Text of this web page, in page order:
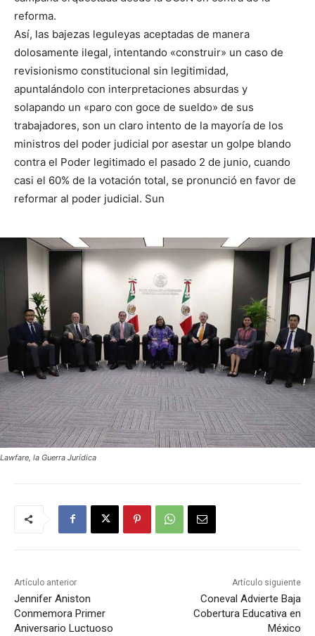
reforma.
Así, las bajezas leguleyas aceptadas de manera
dolosamente ilegal, intentando «construir» un caso de
revisionismo constitucional sin legitimidad,
apuntalándolo con interpretaciones absurdas y
solapando un «paro con goce de sueldo» de sus
trabajadores, son un claro intento de la mayoría de los
ministros del poder judicial por asestar un golpe blando
contra el Poder legitimado el pasado 2 de junio, cuando
casi el 60% de la votación total, se pronunció en favor de
reformar al poder judicial. Sun
Lawfare, la Guerra Jurídica
Artículo anterior
Jennifer Aniston
Conmemora Primer
Aniversario Luctuoso
Artículo siguiente
Coneval Advierte Baja
Cobertura Educativa en
México